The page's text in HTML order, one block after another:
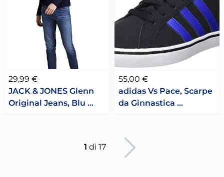
29,99 €
JACK & JONES Glenn
Original Jeans, Blu …
55,00 €
adidas Vs Pace, Scarpe
da Ginnastica …
1 di 17